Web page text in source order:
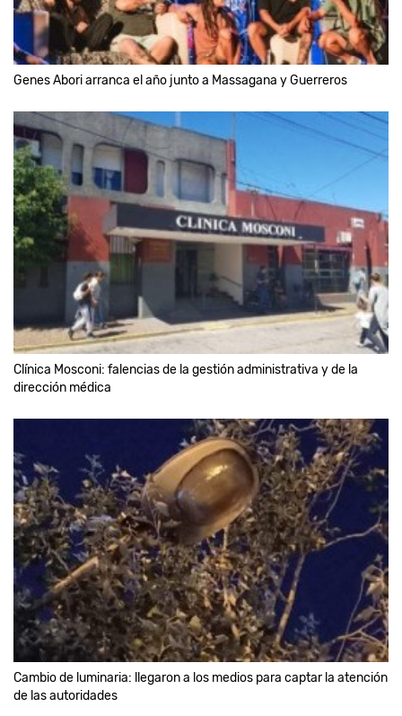
Genes Abori arranca el año junto a Massagana y Guerreros
Clínica Mosconi: falencias de la gestión administrativa y de la
dirección médica
Cambio de luminaria: llegaron a los medios para captar la atención
de las autoridades